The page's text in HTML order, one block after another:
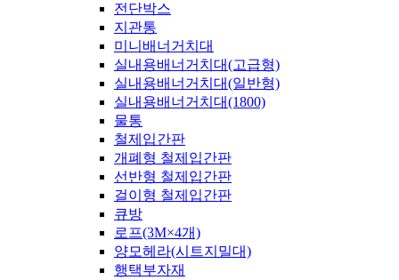
전단박스
지관통
미니배너거치대
실내용배너거치대(고급형)
실내용배너거치대(일반형)
실내용배너거치대(1800)
물통
철제입간판
개폐형 철제입간판
선반형 철제입간판
걸이형 철제입간판
큐방
로프(3M×4개)
양모헤라(시트지밀대)
행택부자재